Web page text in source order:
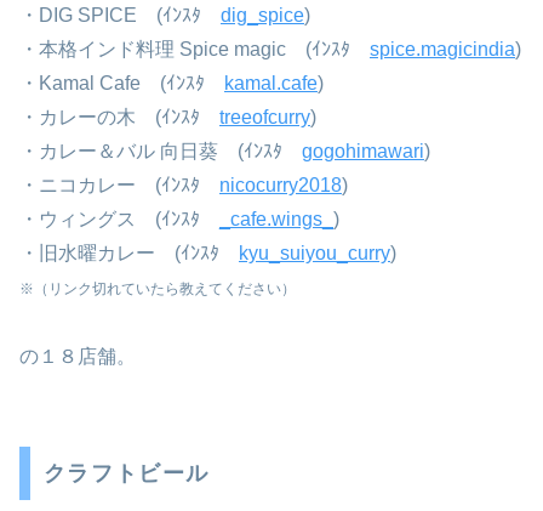
・DIG SPICE (ｲﾝｽﾀ dig_spice)
・本格インド料理 Spice magic (ｲﾝｽﾀ spice.magicindia)
・Kamal Cafe (ｲﾝｽﾀ
kamal.cafe)
・カレーの木 (ｲﾝｽﾀ treeofcurry)
・カレー＆バル 向日葵 (ｲﾝｽﾀ gogohimawari)
・ニコカレー (ｲﾝｽﾀ nicocurry2018)
・ウィングス (ｲﾝｽﾀ
_cafe.wings_ )
・旧水曜カレー (ｲﾝｽﾀ
kyu_suiyou_curry)
※（リンク切れていたら教えてください）
の１８店舗。
クラフトビール